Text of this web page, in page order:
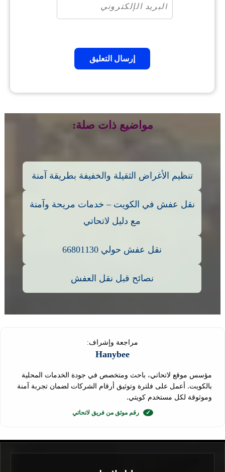
مواضيع ذات صلة:
تنظيم الأغراض الثقيلة والخفيفة بطريقة آمنة
نقل عفش في الكويت – خدمات مريحة وآمنة
مع دليل لاتحاتي
نقل عفش حولي 66801130
نصائح قبل نقل العفش
مراجعة وإشراف:
Hanybee
مؤسس موقع لاتحاتي، باحث ومتخصص في جودة الخدمات المحلية
بالكويت. أعمل على فلترة وتوثيق أرقام الشركات لضمان تجربة آمنة
وموثوقة لكل مستخدم كويتي.
✓ رقم موثق من فريق لاتحاتي